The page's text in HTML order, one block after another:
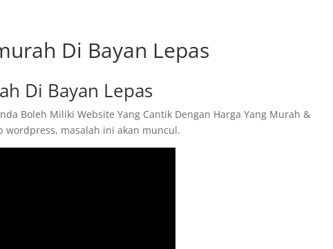
Di Bayan Lepas
Di Bayan Lepas
Boleh Miliki Website Yang Cantik Dengan Harga Yang Murah &
wordpress, masalah ini akan muncul.